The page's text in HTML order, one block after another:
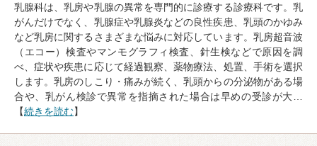
乳腺科は、乳房や乳腺の異常を専門的に診療する診療科です。乳
がんだけでなく、乳腺症や乳腺炎などの良性疾患、乳頭のかゆみ
など乳房に関するさまざまな悩みに対応しています。乳房超音波
（エコー）検査やマンモグラフィ検査、針生検などで原因を調
べ、症状や疾患に応じて経過観察、薬物療法、処置、手術を選択
します。乳房のしこり・痛みが続く、乳頭からの分泌物がある場
合や、乳がん検診で異常を指摘された場合は早めの受診が大…
【続きを読む】